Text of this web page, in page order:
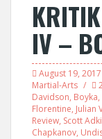
IV –
August 19, 2017
Martial-Arts
Davidson, Boyka,
Florentine, Julian
Review, Scott
Chapkanov,